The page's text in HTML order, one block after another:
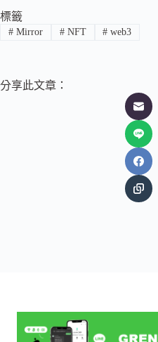
標籤
#Mirror #NFT # web3
分享此文章：